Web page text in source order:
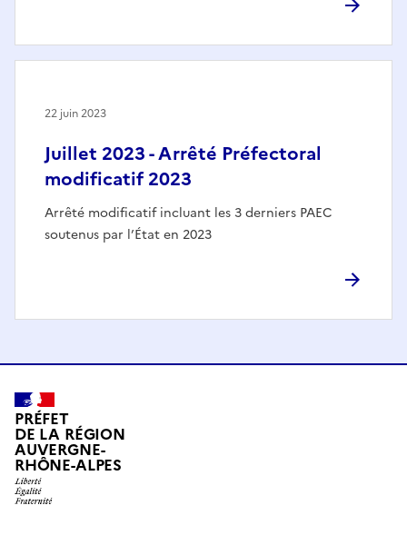
Juillet 2023 - Arrêté Préfectoral
modificatif 2023
Arrêté modificatif incluant les 3 derniers PAEC
soutenus par l’État en 2023
22 juin 2023
PRÉFET
DE LA RÉGION
AUVERGNE-
RHÔNE-ALPES